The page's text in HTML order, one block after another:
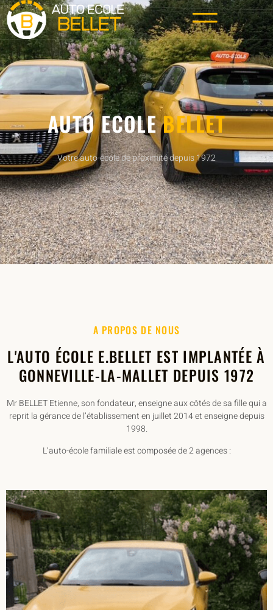
AUTO ECOLEBELLET
Votre auto-école de proximité depuis 1972
A PROPOS DE NOUS
L'AUTO ÉCOLE E.BELLET EST IMPLANTÉE À
GONNEVILLE-LA-MALLET DEPUIS 1972
Mr BELLET Etienne, son fondateur, enseigne aux côtés de sa fille qui a
reprit la gérance de l’établissement en juillet 2014 et enseigne depuis
1998.
L’auto-école familiale est composée de 2 agences :